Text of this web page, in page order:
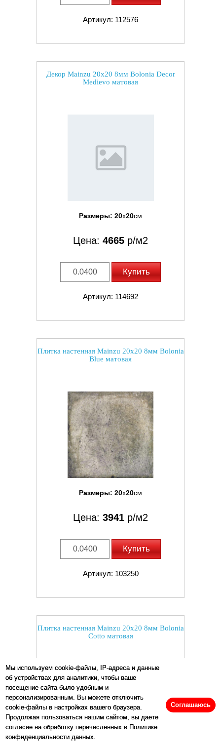
Мы используем cookie-файлы, IP-адреса и данные
об устройствах для аналитики, чтобы ваше
посещение сайта было удобным и
персонализированным. Вы можете отключить
cookie-файлы в настройках вашего браузера.
Продолжая пользоваться нашим сайтом, вы даете
согласие на обработку перечисленных в Политике
конфиденциальности данных.
Соглашаюсь
Артикул: 112576
Декор Mainzu 20x20 8мм Bolonia Decor
Medievo матовая
Размеры: 20x20см
Цена: 4665 р/м2
Купить
Артикул: 114692
Плитка настенная Mainzu 20x20 8мм Bolonia
Blue матовая
Размеры: 20x20см
Цена: 3941 р/м2
Купить
Артикул: 103250
Плитка настенная Mainzu 20x20 8мм Bolonia
Cotto матовая